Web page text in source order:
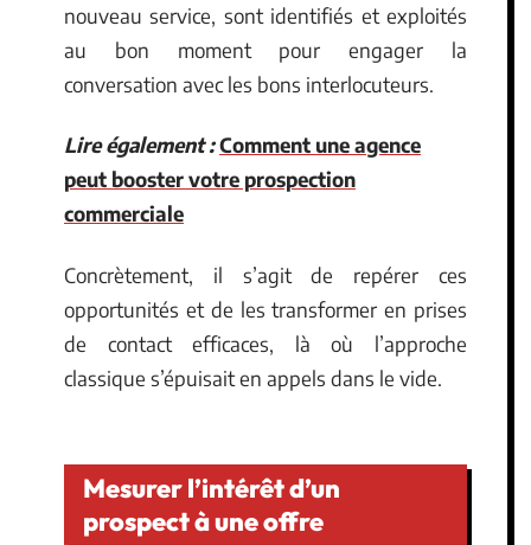
nouveau service, sont identifiés et exploités
au bon moment pour engager la
conversation avec les bons interlocuteurs.
Lire également :Comment une agence
peut booster votre prospection
commerciale
Concrètement, il s’agit de repérer ces
opportunités et de les transformer en prises
de contact efficaces, là où l’approche
classique s’épuisait en appels dans le vide.
Mesurer l’intérêt d’un
prospect à une offre